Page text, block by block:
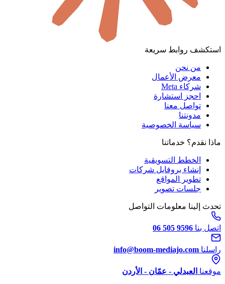
استكشف روابط سريعة
من نحن
معرض الأعمال
شركاء Meta
احجز استشارة
تواصل معنا
مدونتنا
سياسة الخصوصية
ماذا نقدم؟ خدماتنا
الخطط التسويقية
إنشاء بروفايل شركات
تطوير المواقع
جلسات تصوير
تحدث إلينا معلومات التواصل
اتصل بنا 06 505 9596
راسلنا info@boom-mediajo.com
موقعنا العبدلي - عمّان - الأردن